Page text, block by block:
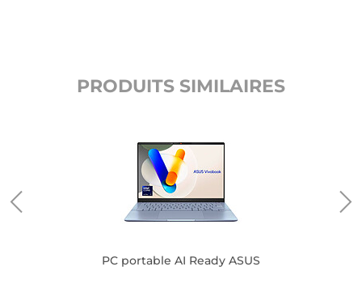
PRODUITS SIMILAIRES
PC portable AI Ready ASUS